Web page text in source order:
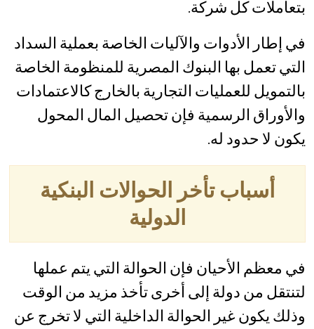
بتعاملات كل شركة.
في إطار الأدوات والآليات الخاصة بعملية السداد
التي تعمل بها البنوك المصرية للمنظومة الخاصة
بالتمويل للعمليات التجارية بالخارج كالاعتمادات
والأوراق الرسمية فإن تحصيل المال المحول
يكون لا حدود له.
أسباب تأخر الحوالات البنكية
الدولية
في معظم الأحيان فإن الحوالة التي يتم عملها
لتنتقل من دولة إلى أخرى تأخذ مزيد من الوقت
وذلك يكون غير الحوالة الداخلية التي لا تخرج عن